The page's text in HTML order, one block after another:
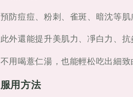
預防痘痘、粉刺、雀斑、暗沈等肌
此外還能提升美肌力、凈白力、抗
不用喝薏仁湯，也能輕松吃出細致
服用方法